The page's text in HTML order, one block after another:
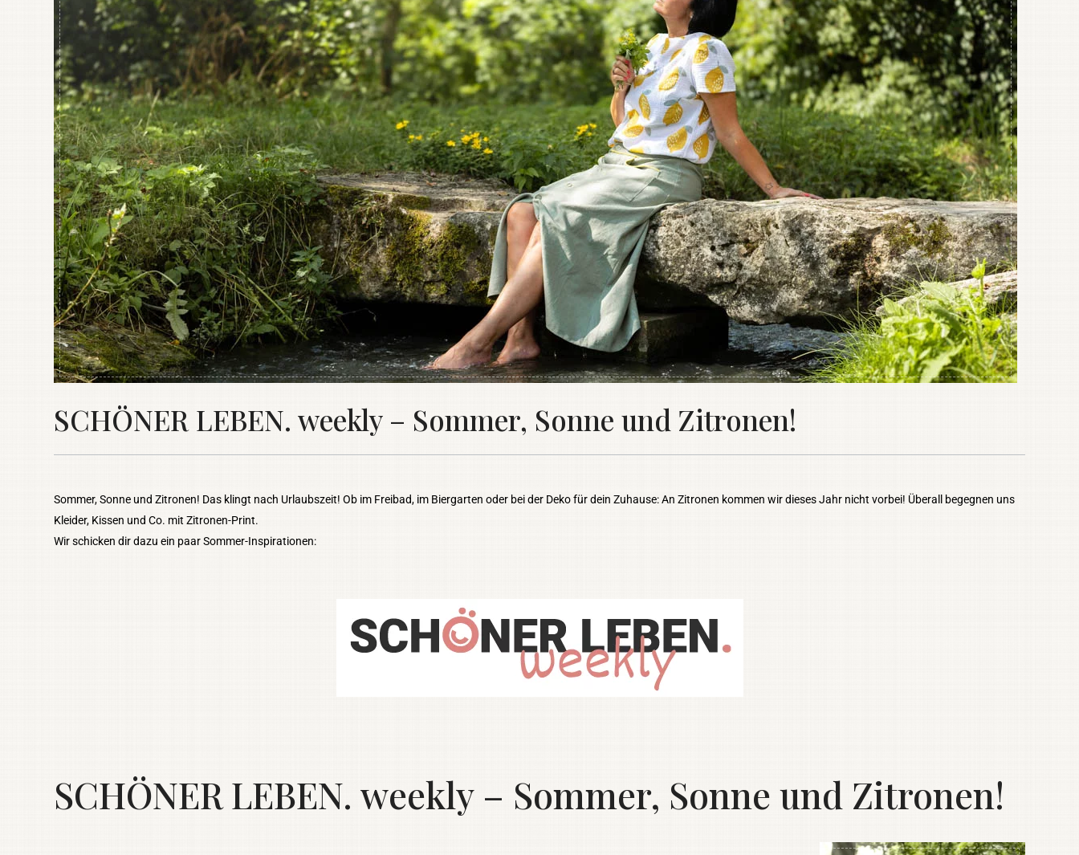
SCHÖNER LEBEN. weekly – Sommer, Sonne und Zitronen!
Sommer, Sonne und Zitronen! Das klingt nach Urlaubszeit! Ob im Freibad, im Biergarten oder bei der Deko für dein Zuhause: An Zitronen kommen wir dieses Jahr nicht vorbei! Überall begegnen uns
Kleider, Kissen und Co. mit Zitronen-Print.
Wir schicken dir dazu ein paar Sommer-Inspirationen:
SCHÖNER LEBEN. weekly – Sommer, Sonne und Zitronen!